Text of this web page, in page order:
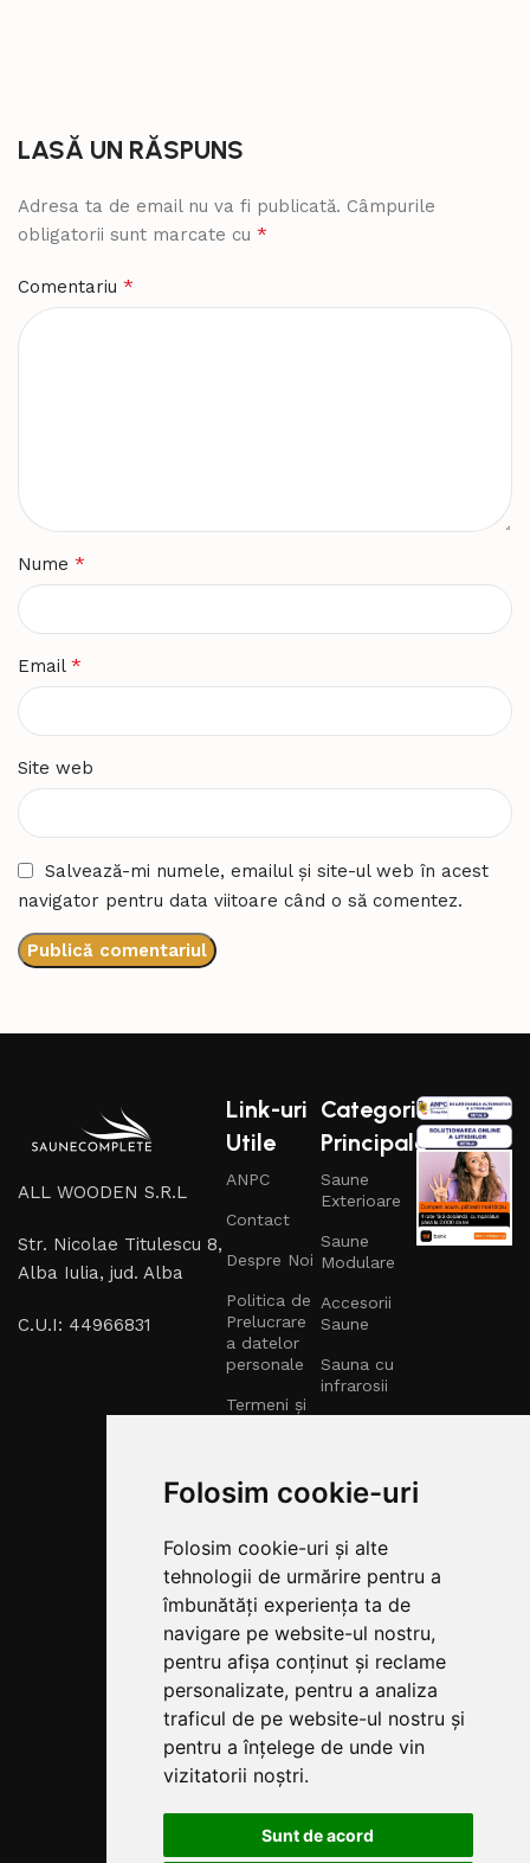
Folosim cookie-uri
Folosim cookie-uri și alte
tehnologii de urmărire pentru a
îmbunătăți experiența ta de
navigare pe website-ul nostru,
pentru afișa conținut și reclame
personalizate, pentru a analiza
traficul de pe website-ul nostru și
pentru a înțelege de unde vin
vizitatorii noștri.
Sunt de acord
LASĂ UN RĂSPUNS
Adresa ta de email nu va fi publicată. Câmpurile
obligatorii sunt marcate cu *
Comentariu *
Nume *
Email *
Site web
Salvează-mi numele, emailul și site-ul web în acest
navigator pentru data viitoare când o să comentez.
ALL WOODEN S.R.L
Str. Nicolae Titulescu 8,
Alba Iulia, jud. Alba
C.U.I: 44966831
Link-uri
Utile
ANPC
Contact
Despre Noi
Politica de
Prelucrare
a datelor
personale
Termeni și
retur
transport
Fonduri
Europene
Centru Spa
Parteneriate
B2B pentru
Soluții de
Wellness și
Saune
BANK
Categorii
Principale
Saune
Exterioare
Saune
Modulare
Accesorii
Saune
Sauna cu
infrarosii